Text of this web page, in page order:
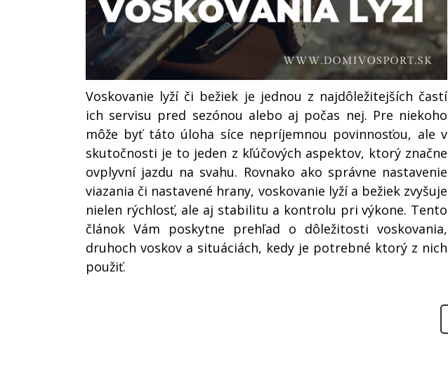
Voskovanie lyží či bežiek je jednou z najdôležitejších častí
ich servisu pred sezónou alebo aj počas nej. Pre niekoho
môže byť táto úloha síce nepríjemnou povinnosťou, ale v
skutočnosti je to jeden z kľúčových aspektov, ktorý značne
ovplyvní jazdu na svahu. Rovnako ako správne nastavenie
viazania či nastavené hrany, voskovanie lyží a bežiek zvyšuje
nielen rýchlosť, ale aj stabilitu a kontrolu pri výkone. Tento
článok Vám poskytne prehľad o dôležitosti voskovania,
druhoch voskov a situáciách, kedy je potrebné ktorý z nich
použiť.